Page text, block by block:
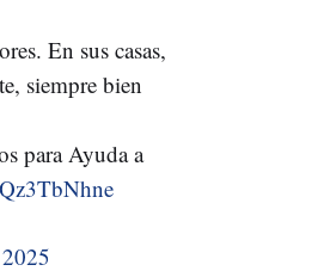
En sus casas,
siempre bien
para Ayuda a